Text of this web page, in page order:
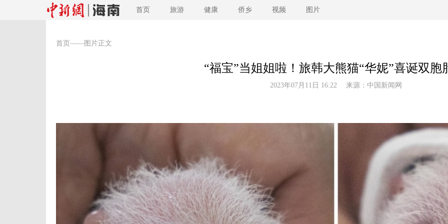
首页 旅游 健康 侨乡 视频 图片
首页 ——图片正文
“福宝”当姐姐啦！旅韩大熊猫“华妮”喜诞双胞
2023年07月11日 16:22 来源： 中国新闻网